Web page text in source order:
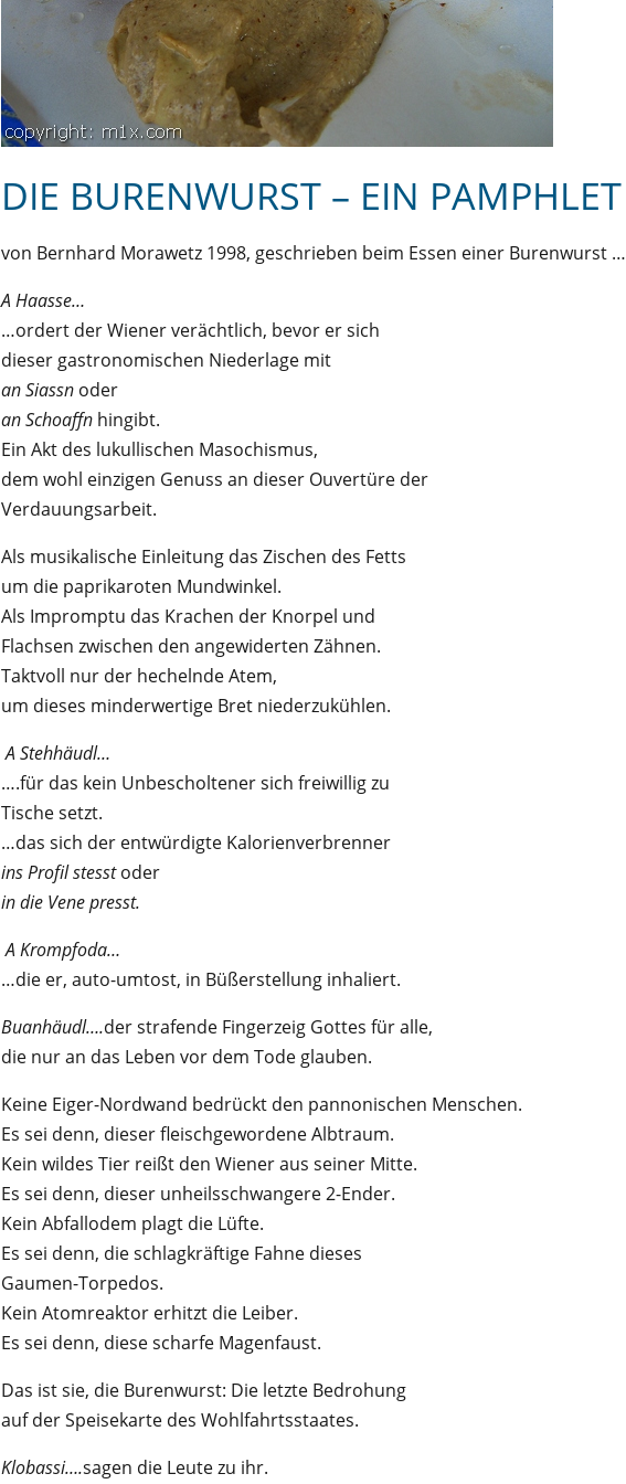
DIE BURENWURST – EIN PAMPHLET
von Bernhard Morawetz 1998, geschrieben beim Essen einer Burenwurst …
A Haasse…
…ordert der Wiener verächtlich, bevor er sich
dieser gastronomischen Niederlage mit
anSiassn oder
an Schoaffn hingibt.
Ein Akt des lukullischen Masochismus,
dem wohl einzigen Genuss an dieser Ouvertüre der
Verdauungsarbeit.
Als musikalische Einleitung das Zischen des Fetts
um die paprikaroten Mundwinkel.
Als Impromptu das Krachen der Knorpel und
Flachsen zwischen den angewiderten Zähnen.
Taktvoll nur der hechelnde Atem,
um dieses minderwertige Bret niederzukühlen.
A Stehhäudl…
….für das kein Unbescholtener sich freiwillig zu
Tische setzt.
…das sich der entwürdigte Kalorienverbrenner
ins Profil stesstoder
in die Vene presst.
A Krompfoda…
…die er, auto-umtost, in Büßerstellung inhaliert.
Buanhäudl….der strafende Fingerzeig Gottes für alle,
die nur an das Leben vor dem Tode glauben.
Keine Eiger-Nordwand bedrückt den pannonischen Menschen.
Es sei denn, dieser fleischgewordene Albtraum.
Kein wildes Tier reißt den Wiener aus seiner Mitte.
Es sei denn, dieser unheilsschwangere 2-Ender.
Kein Abfallodem plagt die Lüfte.
Es sei denn, die schlagkräftige Fahne dieses
Gaumen-Torpedos.
Kein Atomreaktor erhitzt die Leiber.
Es sei denn, diese scharfe Magenfaust.
Das ist sie, die Burenwurst: Die letzte Bedrohung
auf der Speisekarte des Wohlfahrtsstaates.
Klobassi….sagen die Leute zu ihr.